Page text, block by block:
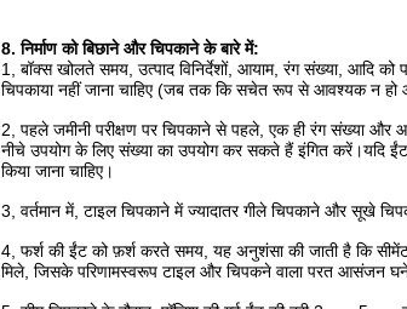
8. निर्माण को बिछाने और चिपकाने के बारे में:
1, बॉक्स खोलते समय, उत्पाद विनिर्देशों, आयाम, रंग संख्या, आदि
चिपकाया नहीं जाना चाहिए (जब तक कि सचेत रूप से आवश्यक न हो
2, पहले जमीनी परीक्षण पर चिपकाने से पहले, एक ही रंग संख्या
नीचे उपयोग के लिए संख्या का उपयोग कर सकते हैं इंगित करें।यदि ईंट
किया जाना चाहिए।
3, वर्तमान में, टाइल चिपकाने में ज्यादातर गीले चिपकाने और सूखे
4, फर्श की ईंट को फ़र्श करते समय, यह अनुशंसा की जाती है कि सीमेंट
मिले, जिसके परिणामस्वरूप टाइल और चिपकने वाला परत आसंजन घने